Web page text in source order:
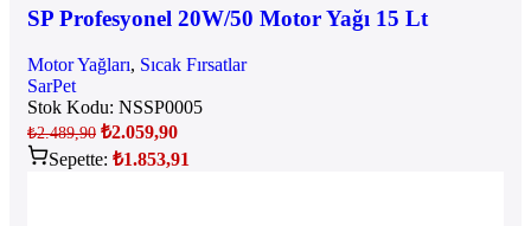
SP Profesyonel 20W/50 Motor Yağı 15 Lt
Motor Yağları, Sıcak Fırsatlar
SarPet
Stok Kodu: NSSP0005
₺2.489,90 ₺2.059,90
Sepette: ₺1.853,91